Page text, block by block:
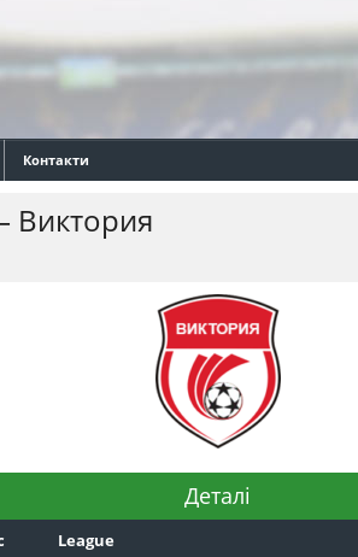
Контакти
Виктория
Деталі
League